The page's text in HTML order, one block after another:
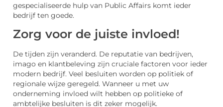
gespecialiseerde hulp van Public Affairs komt ieder
bedrijf ten goede.
Zorg voor de juiste invloed!
De tijden zijn veranderd. De reputatie van bedrijven,
imago en klantbeleving zijn cruciale factoren voor ieder
modern bedrijf. Veel besluiten worden op politiek of
regionale wijze geregeld. Wanneer u met uw
onderneming invloed wilt hebben op politieke of
ambtelijke besluiten is dit zeker mogelijk.